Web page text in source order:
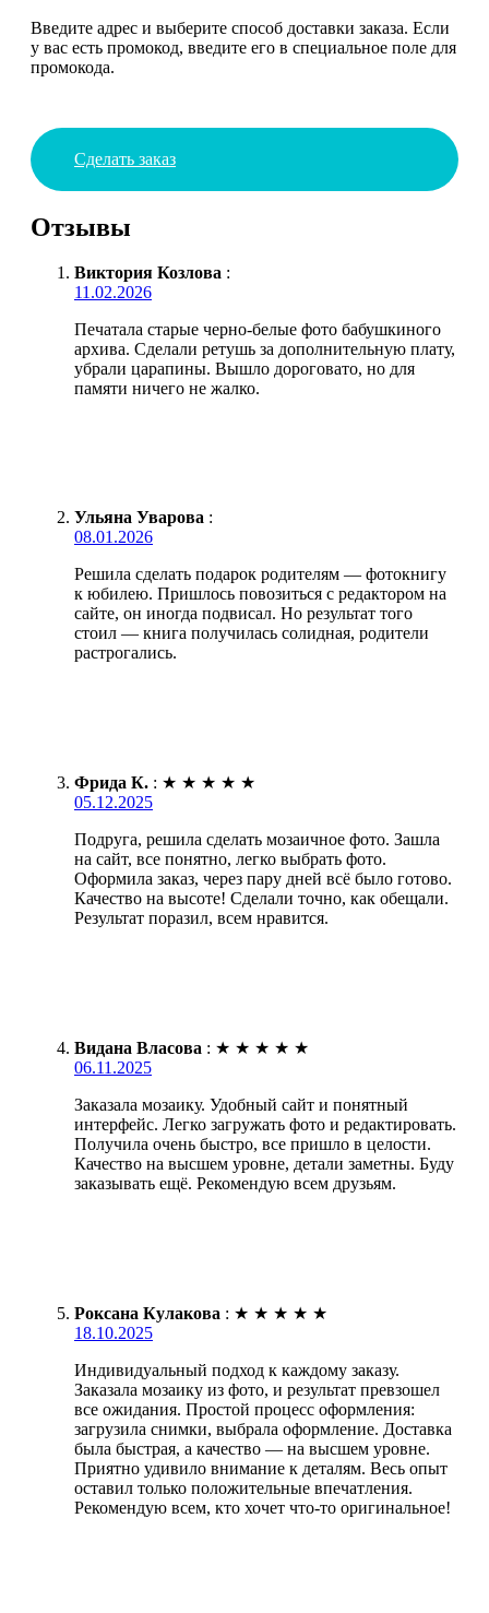
Введите адрес и выберите способ доставки заказа. Если
у вас есть промокод, введите его в специальное поле для
промокода.
Сделать заказ
Отзывы
Виктория Козлова :
11.02.2026
Печатала старые черно-белые фото бабушкиного
архива. Сделали ретушь за дополнительную плату,
убрали царапины. Вышло дороговато, но для
памяти ничего не жалко.
Ульяна Уварова :
08.01.2026
Решила сделать подарок родителям — фотокнигу
к юбилею. Пришлось повозиться с редактором на
сайте, он иногда подвисал. Но результат того
стоил — книга получилась солидная, родители
растрогались.
Фрида К. : ★ ★ ★ ★ ★
05.12.2025
Подруга, решила сделать мозаичное фото. Зашла
на сайт, все понятно, легко выбрать фото.
Оформила заказ, через пару дней всё было готово.
Качество на высоте! Сделали точно, как обещали.
Результат поразил, всем нравится.
Видана Власова : ★ ★ ★ ★ ★
06.11.2025
Заказала мозаику. Удобный сайт и понятный
интерфейс. Легко загружать фото и редактировать.
Получила очень быстро, все пришло в целости.
Качество на высшем уровне, детали заметны. Буду
заказывать ещё. Рекомендую всем друзьям.
Роксана Кулакова : ★ ★ ★ ★ ★
18.10.2025
Индивидуальный подход к каждому заказу.
Заказала мозаику из фото, и результат превзошел
все ожидания. Простой процесс оформления:
загрузила снимки, выбрала оформление. Доставка
была быстрая, а качество — на высшем уровне.
Приятно удивило внимание к деталям. Весь опыт
оставил только положительные впечатления.
Рекомендую всем, кто хочет что-то оригинальное!